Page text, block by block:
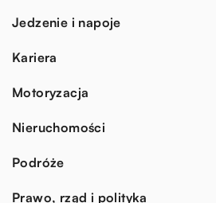
Jedzenie i napoje
Kariera
Motoryzacja
Nieruchomości
Podróże
Prawo, rząd i polityka